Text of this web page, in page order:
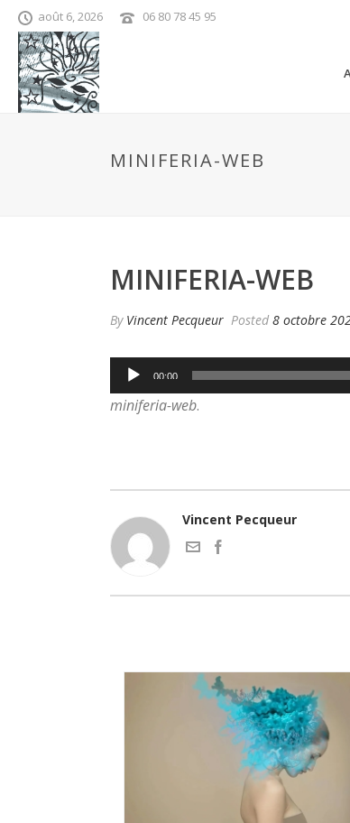
août 6, 2026 06 80 78 45 95
MINIFERIA-WEB
MINIFERIA-WEB
By Vincent Pecqueur Posted 8 octobre
Lecteur
audio
00:00
miniferia-web.
Vincent Pecqueur